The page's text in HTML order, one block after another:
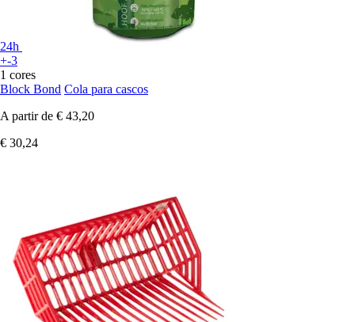
24h
+-3
1 cores
Block Bond Cola para cascos
A partir de € 43,20
€ 30,24